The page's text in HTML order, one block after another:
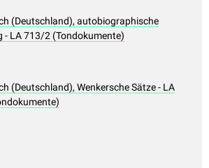
(Deutschland), autobiographische
- LA 713/2 (Tondokumente)
(Deutschland), Wenkersche Sätze - LA